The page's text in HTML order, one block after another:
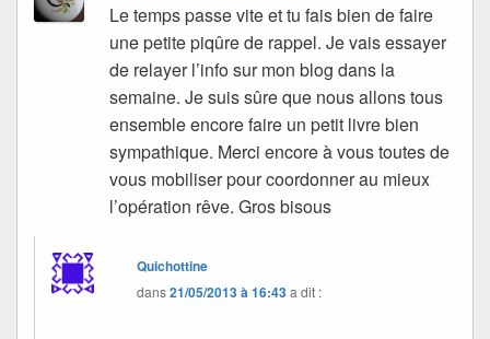
Le temps passe vite et tu fais bien de faire
une petite piqûre de rappel. Je vais essayer
de relayer l’info sur mon blog dans la
semaine. Je suis sûre que nous allons tous
ensemble encore faire un petit livre bien
sympathique. Merci encore à vous toutes de
vous mobiliser pour coordonner au mieux
l’opération rêve. Gros bisous
Quichottine
dans21/05/2013 à 16:43a dit :